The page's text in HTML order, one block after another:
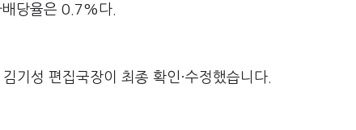
당율은 0.7%다.
기성 편집국장이 최종 확인·수정했습니다.